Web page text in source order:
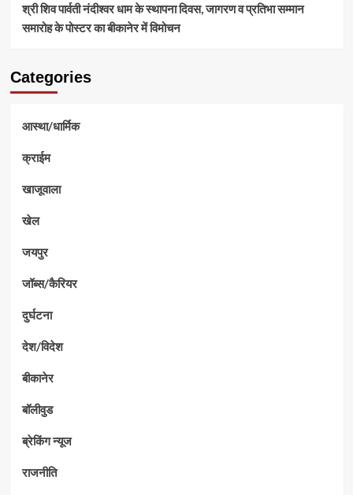
श्री शिव पार्वती नंदीश्वर धाम के स्थापना दिवस, जागरण व प्रतिभा सम्मान
समारोह के पोस्टर का बीकानेर में विमोचन
Categories
आस्था/धार्मिक
क्राईम
खाजूवाला
खेल
जयपुर
जॉब्स/कैरियर
दुर्घटना
देश/विदेश
बीकानेर
बॉलीवुड
ब्रेकिंग न्यूज
राजनीति